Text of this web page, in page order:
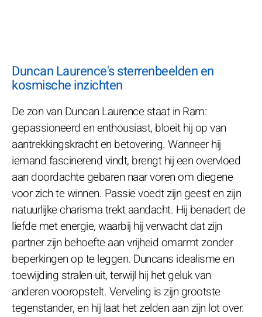
Duncan Laurence's sterrenbeelden en
kosmische inzichten
De zon van Duncan Laurence staat in Ram:
gepassioneerd en enthousiast, bloeit hij op van
aantrekkingskracht en betovering. Wanneer hij
iemand fascinerend vindt, brengt hij een overvloed
aan doordachte gebaren naar voren om diegene
voor zich te winnen. Passie voedt zijn geest en zijn
natuurlijke charisma trekt aandacht. Hij benadert de
liefde met energie, waarbij hij verwacht dat zijn
partner zijn behoefte aan vrijheid omarmt zonder
beperkingen op te leggen. Duncans idealisme en
toewijding stralen uit, terwijl hij het geluk van
anderen vooropstelt. Verveling is zijn grootste
tegenstander, en hij laat het zelden aan zijn lot over.